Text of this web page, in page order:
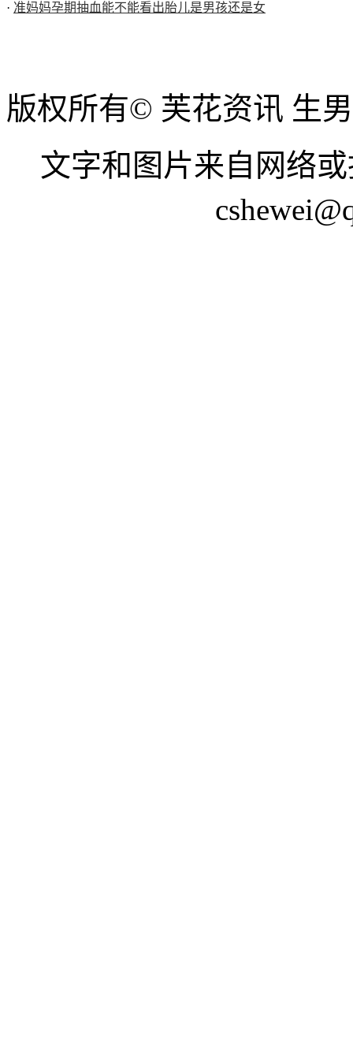
· 准妈妈孕期抽血能不能看出胎儿是男孩还是女
版权所有© 芙花资讯 生
文字和图片来自网络